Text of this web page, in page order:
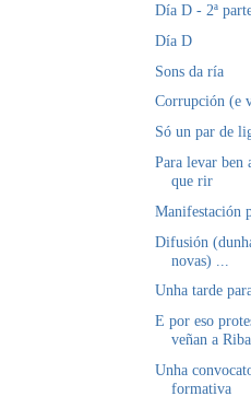
Día D - 2ª
Día D
Sons da ría
Corrupción (e
Só un par de
Para levar ben
que rir
Manifestación
Difusión
novas) ...
Unha tarde
E por eso
veñan a
Unha
formativa